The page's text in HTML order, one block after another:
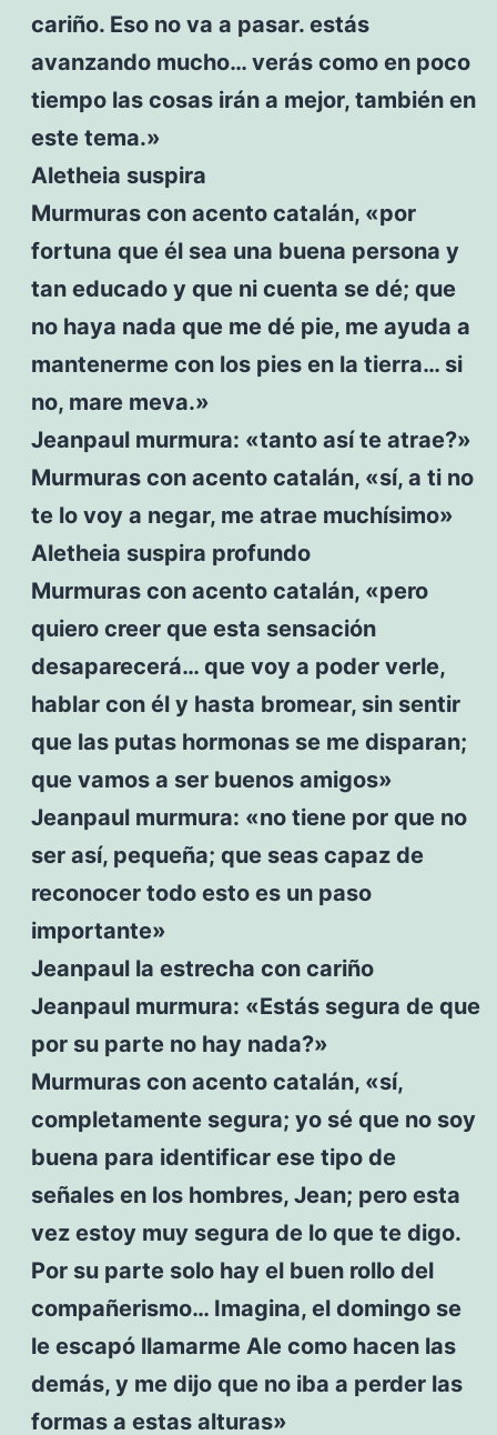
cariño. Eso no va a pasar. estás
avanzando mucho… verás como en poco
tiempo las cosas irán a mejor, también en
este tema.»
Aletheia suspira
Murmuras con acento catalán, «por
fortuna que él sea una buena persona y
tan educado y que ni cuenta se dé; que
no haya nada que me dé pie, me ayuda a
mantenerme con los pies en la tierra… si
no, mare meva.»
Jeanpaul murmura: «tanto así te atrae?»
Murmuras con acento catalán, «sí, a ti no
te lo voy a negar, me atrae muchísimo»
Aletheia suspira profundo
Murmuras con acento catalán, «pero
quiero creer que esta sensación
desaparecerá… que voy a poder verle,
hablar con él y hasta bromear, sin sentir
que las putas hormonas se me disparan;
que vamos a ser buenos amigos»
Jeanpaul murmura: «no tiene por que no
ser así, pequeña; que seas capaz de
reconocer todo esto es un paso
importante»
Jeanpaul la estrecha con cariño
Jeanpaul murmura: «Estás segura de que
por su parte no hay nada?»
Murmuras con acento catalán, «sí,
completamente segura; yo sé que no soy
buena para identificar ese tipo de
señales en los hombres, Jean; pero esta
vez estoy muy segura de lo que te digo.
Por su parte solo hay el buen rollo del
compañerismo… Imagina, el domingo se
le escapó llamarme Ale como hacen las
demás, y me dijo que no iba a perder las
formas a estas alturas»